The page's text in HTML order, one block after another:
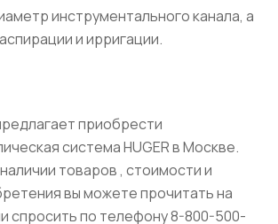
инструментального канала, а
и ирригации.
приобрести
система HUGER в Москве.
товаров , стоимости и
вы можете прочитать на
спросить по телефону 8-800-500-